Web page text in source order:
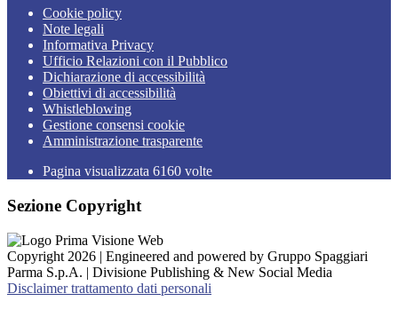
Cookie policy
Note legali
Informativa Privacy
Ufficio Relazioni con il Pubblico
Dichiarazione di accessibilità
Obiettivi di accessibilità
Whistleblowing
Gestione consensi cookie
Amministrazione trasparente
Pagina visualizzata 6160 volte
Sezione Copyright
Copyright 2026 | Engineered and powered by Gruppo Spaggiari
Parma S.p.A. | Divisione Publishing & New Social Media
Disclaimer trattamento dati personali